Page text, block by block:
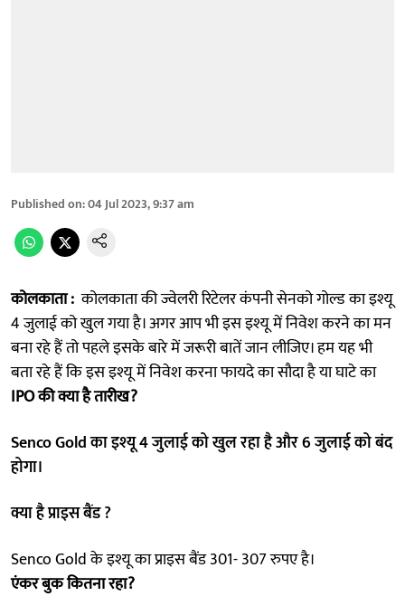
Published on:04 Jul 2023, 9:37 am
कोलकाता : कोलकाता की ज्वेलरी रिटेलर कंपनी सेनको गोल्ड का इश्यू
4 जुलाई को खुल गया है। अगर आप भी इस इश्यू में निवेश करने का मन
बना रहे हैं तो पहले इसके बारे में जरूरी बातें जान लीजिए। हम यह भी
बता रहे हैं कि इस इश्यू में निवेश करना फायदे का सौदा है या घाटे का
IPO की क्या है तारीख?
Senco Gold का इश्यू 4 जुलाई को खुल रहा है और 6 जुलाई को बंद
होगा।
क्या है प्राइस बैंड ?
Senco Gold के इश्यू का प्राइस बैंड 301- 307 रुपए है।
एंकर बुक कितना रहा?